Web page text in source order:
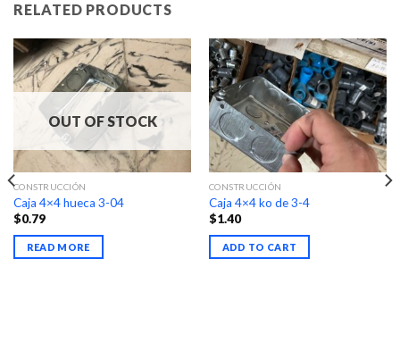
RELATED PRODUCTS
OUT OF STOCK
CONSTRUCCIÓN
Caja 4×4 hueca 3-04
$0.79
READ MORE
CONSTRUCCIÓN
Caja 4×4 ko de 3-4
$1.40
ADD TO CART